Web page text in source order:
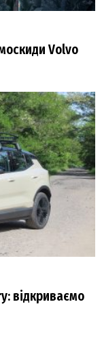
Volvo
відкриваємо